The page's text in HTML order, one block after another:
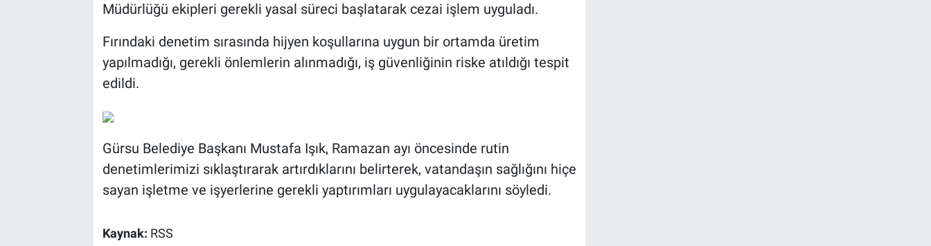
Müdürlüğü ekipleri gerekli yasal süreci başlatarak cezai işlem uyguladı.
Fırındaki denetim sırasında hijyen koşullarına uygun bir ortamda üretim
yapılmadığı, gerekli önlemlerin alınmadığı, iş güvenliğinin riske atıldığı tespit
edildi.
Gürsu Belediye Başkanı Mustafa Işık, Ramazan ayı öncesinde rutin
denetimlerimizi sıklaştırarak artırdıklarını belirterek, vatandaşın sağlığını hiçe
sayan işletme ve işyerlerine gerekli yaptırımları uygulayacaklarını söyledi.
Kaynak: RSS